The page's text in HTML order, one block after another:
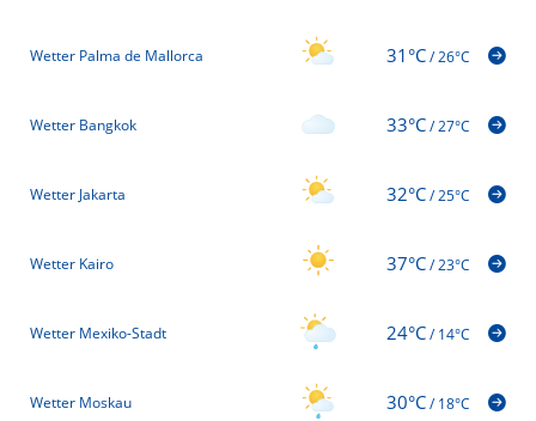
Wetter Palma de Mallorca 31°C/26°C
Wetter Bangkok 33°C/27°C
Wetter Jakarta 32°C/25°C
Wetter Kairo 37°C/23°C
Wetter Mexiko-Stadt 24°C/14°C
Wetter Moskau 30°C/18°C